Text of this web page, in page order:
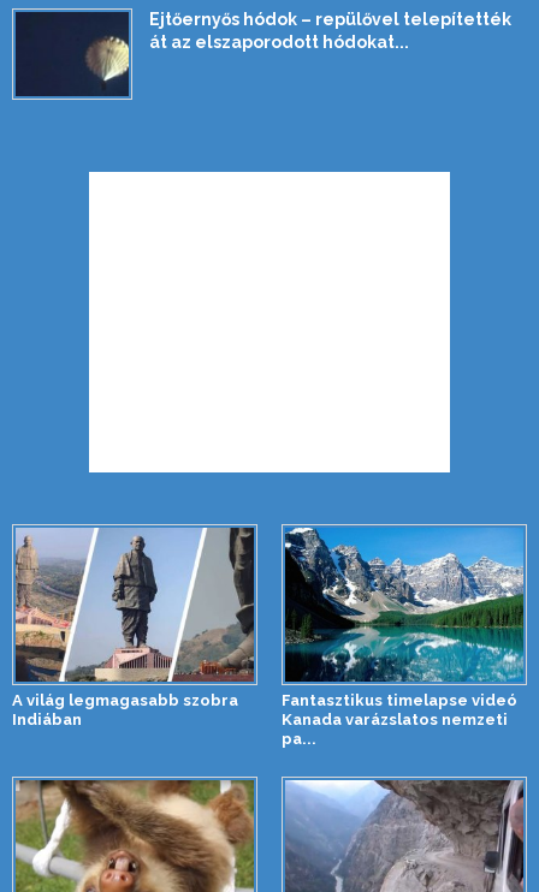
Ejtőernyős hódok – repülővel telepítették
át az elszaporodott hódokat...
A világ legmagasabb szobra
Indiában
Fantasztikus timelapse videó
Kanada varázslatos nemzeti
pa...